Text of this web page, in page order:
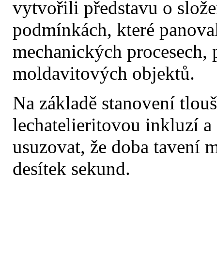
vytvořili představu o
podmínkách, které
mechanických
moldavitových objektů.
Na základě stanovení
lechatelieritovou inkluzí
usuzovat, že doba tavení
desítek sekund.